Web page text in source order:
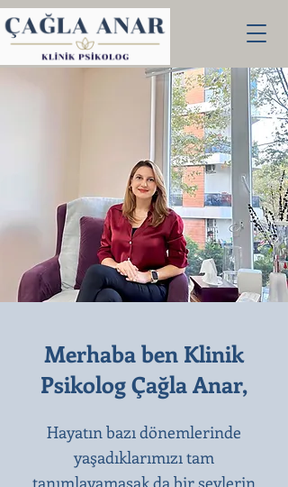
Merhaba ben Klinik
Psikolog Çağla Anar,
Hayatın bazı dönemlerinde
yaşadıklarımızı tam
tanımlayamasak da bir şeylerin